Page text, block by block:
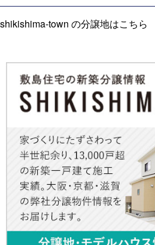
shikishima-town の分譲地はこちら